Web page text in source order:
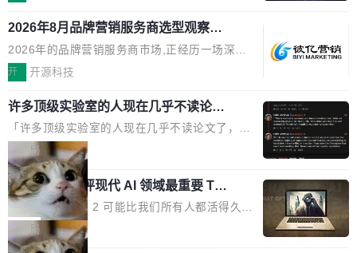
要。但用久了你会发现，它们本质上都是同一类
东西：一个带网页上下文的聊天框。 它们能读取
页面的文本，然后把文本丢给大模型，再返回一
段回答。仅此而已。 这当然有用，但总觉得差点
意思。比如我在一个后台管理系统里，需要填50
个表单字段，每个字段还有联动逻辑；比如我
想...
电源专为发烧级DIY主机与本地AI算力平台打
造，整机长度仅16厘米，提供1600W额定功率
与80PLUS钛金能效；支持ATX 3.1与PCIe 5.1
规范，结合服务器级元件、完善供电线材与内置
实时LCD监控屏，可充分满足当下高阶PC主机
的严苛使用需求。 澎湃功率，紧凑机身 钛金雕1
600PG5 AI TOP具备强悍输出功率，同时实现
机身尺寸大幅精简。整机长度仅16厘米，属于同
功率段机身尺寸十分紧凑的1600W电源产品。小
巧机身有效提升市面主流标准A...
2026年8月品牌营销服务商选型观察：
从流量思维到品牌资产思维的范式转移
2026年的品牌营销服务商市场,正经历一场深刻
的价值重构。全球全案品牌代理机构市场从2025
复合增长率达5.44%,预计2032年将突破120亿美
元。数字广告与公共关系相关服务市场更是从20
25年的8463亿美元扩张至2026年的8763亿美
元。数字的背后是一个清晰的事实——品牌对专
业化营销服务的需求从未如此迫切。 但市场扩容
的同时,服务商的竞争逻辑正在改变。2026年Top
Agency年度合辑的观察指出,“产品”这个离消费
者最近的载体,在整个品牌营销层面的权重显著变
开 开源科技
许多顶级实验室的人现在几乎不读论文
了
「许多顶级实验室的人现在几乎不读论文了，而
且他们认为 ICLR/ICML/NeurIPS 充斥着大量过
度宣传和欺诈。」 OpenAI 研究员 Keller Jorda
n 这条推文引发了广泛讨论。他不是在说风凉
话，他是说出了一个圈内人尽皆知但很少公开捅
破的事实。 Jordan 随后补充了一句软化声明：
「我不认为这些会议上大部分论文都在过度宣传
局
xAI 前工程师评现代 AI 领域最重要 Top
3 开源项目
Flash Attention 2 可能比我们所有人都活得久。
这句话不是来自某个技术博客，而是出自 Hieu
Pham 的一条推文。Hieu Pham 是谁？他是 xAI
局